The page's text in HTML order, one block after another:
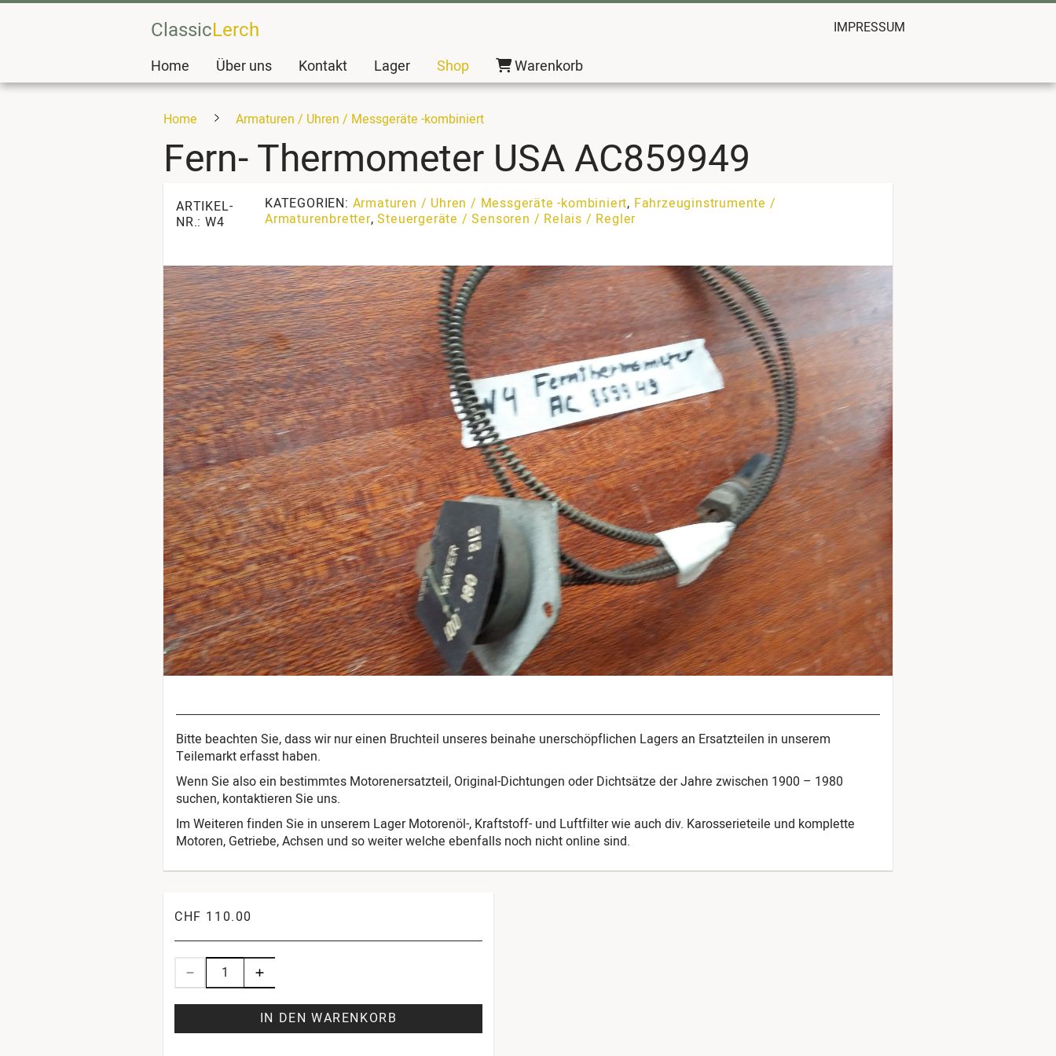
ClassicLerch IMPRESSUM
Home Über uns Kontakt Lager Shop Warenkorb
Home Armaturen / Uhren / Messgeräte -kombiniert
Fern- Thermometer USA AC859949
ARTIKEL-
NR.: W4
KATEGORIEN: Armaturen / Uhren / Messgeräte -kombiniert, Fahrzeuginstrumente /
Armaturenbretter,Steuergeräte / Sensoren / Relais / Regler
Bitte beachten Sie, dass wir nur einen Bruchteil unseres beinahe unerschöpflichen Lagers an Ersatzteilen in unserem
Teilemarkt erfasst haben.
Wenn Sie also ein bestimmtes Motorenersatzteil, Original-Dichtungen oder Dichtsätze der Jahre zwischen 1900 – 1980
suchen, kontaktieren Sie uns.
Im Weiteren finden Sie in unserem Lager Motorenöl-, Kraftstoff- und Luftfilter wie auch div. Karosserieteile und komplette
Motoren, Getriebe, Achsen und so weiter welche ebenfalls noch nicht online sind.
CHF 110.00
IN DEN WARENKORB